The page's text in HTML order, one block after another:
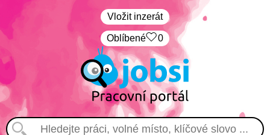
Vložit inzerát
Oblíbené 0